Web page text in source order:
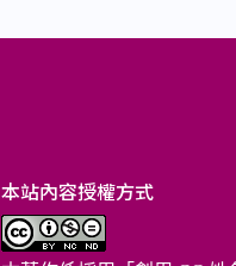
本站內容授權方式